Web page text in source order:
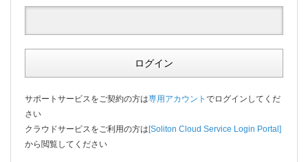
ログイン
サポートサービスをご契約の方は専用アカウント でログインしてくだ
さい
クラウドサービスをご利用の方は[Soliton Cloud Service Login Portal]
から閲覧してください